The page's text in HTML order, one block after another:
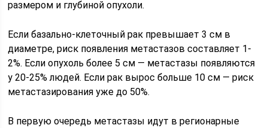
размером и глубиной опухоли.
Если базально-клеточный рак превышает 3 см в
диаметре, риск появления метастазов составляет 1-
2%. Если опухоль более 5 см — метастазы появляются
у 20-25% людей. Если рак вырос больше 10 см — риск
метастазирования уже до 50%.
В первую очередь метастазы идут в регионарные